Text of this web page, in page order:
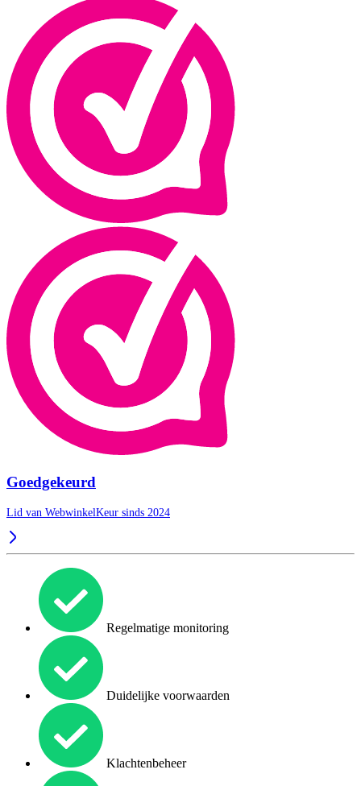
Goedgekeurd
Lid van WebwinkelKeur sinds 2024
Regelmatige monitoring
Duidelijke voorwaarden
Klachtenbeheer